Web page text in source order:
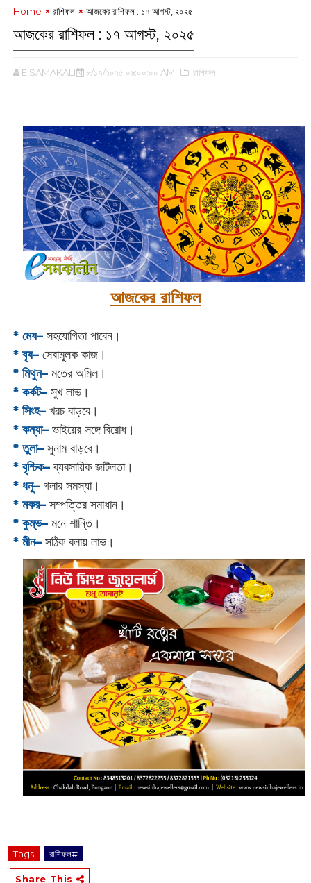
Home রাশিফল আজকের রাশিফল :‌ ১৭ আগস্ট, ২০২৫
আজকের রাশিফল :‌ ১৭ আগস্ট, ২০২৫
E SAMAKALIN ৮/১৭/২০২৫ ০৬:০০:০০ AM ,রাশিফল
আজকের রাশিফল
* মেষ–সহযোগিতা পাবেন।
* বৃষ–সেবামূলক কাজ।
* মিথুন–মতের অমিল।
* কর্কট–সুখ লাভ।
* সিংহ–খরচ বাড়বে।
* কন্যা–ভাইয়ের সঙ্গে বিরোধ।
* তুলা–সুনাম বাড়বে।
* বৃশ্চিক–ব্যবসায়িক জটিলতা।
* ধনু–গলার সমস্যা।
* মকর–সম্পত্তির সমাধান।‌
* কুম্ভ– মনে শান্তি।
* মীন–সঠিক বলায় লাভ।‌‌‌‌‌‌‌‌‌‌‌‌‌‌‌‌‌‌‌‌‌‌‌‌‌‌‌‌‌
Tags রাশিফল#
Share This